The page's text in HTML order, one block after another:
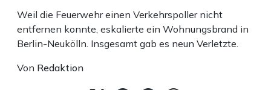
Weil die Feuerwehr einen Verkehrspoller nicht
entfernen konnte, eskalierte ein Wohnungsbrand in
Berlin-Neukölln. Insgesamt gab es neun Verletzte.
Von Redaktion